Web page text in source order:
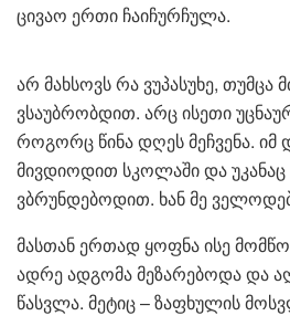
ცივაო ერთი ჩაიჩურჩულა.
არ მახსოვს რა ვუპასუხე, თუმცა
ვსაუბრობდით. არც ისეთი
როგორც წინა დღეს მეჩვენა.
მივდიოდით სკოლაში და
ვბრუნდებოდით. ხან მე
მასთან ერთად ყოფნა ისე
ადრე ადგომა მეზარებოდა და
წასვლა. მეტიც – ზაფხულის